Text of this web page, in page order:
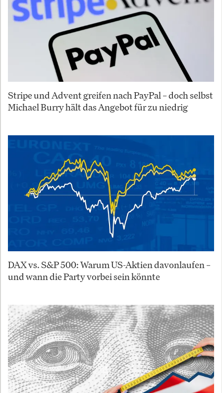
Stripe und Advent greifen nach PayPal – doch selbst
Michael Burry hält das Angebot für zu niedrig
DAX vs. S&P 500: Warum US-Aktien davonlaufen –
und wann die Party vorbei sein könnte